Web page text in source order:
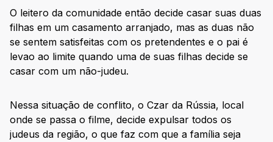
O leitero da comunidade então decide casar suas duas
filhas em um casamento arranjado, mas as duas não
se sentem satisfeitas com os pretendentes e o pai é
levao ao limite quando uma de suas filhas decide se
casar com um não-judeu.
Nessa situação de conflito, o Czar da Rússia, local
onde se passa o filme, decide expulsar todos os
judeus da região, o que faz com que a família seja